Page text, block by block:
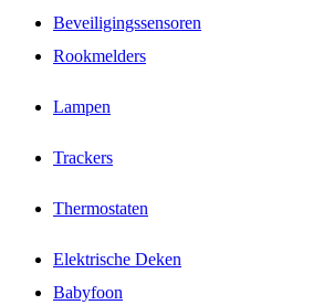
Beveiligingssensoren
Rookmelders
Lampen
Trackers
Thermostaten
Elektrische Deken
Babyfoon